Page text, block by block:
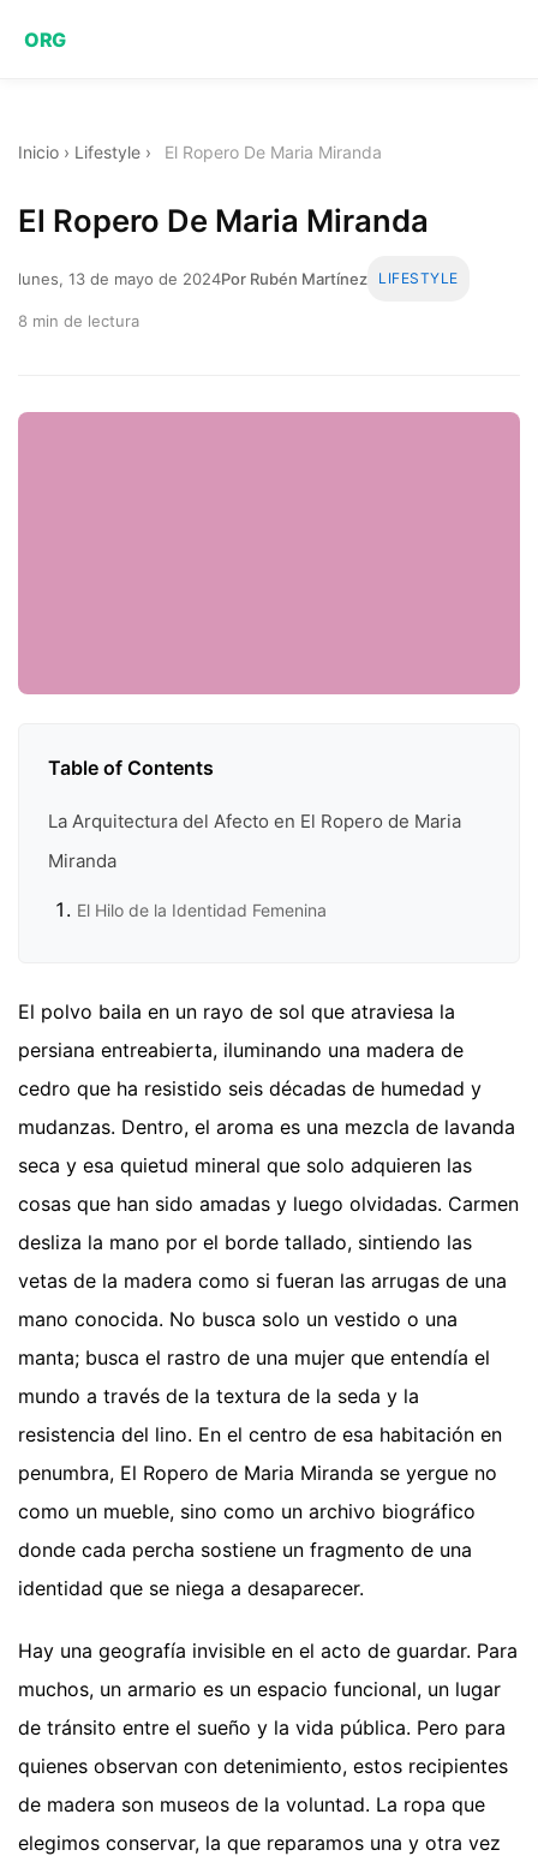
ORG
Inicio › Lifestyle › El Ropero De Maria Miranda
El Ropero De Maria Miranda
lunes, 13 de mayo de 2024Por Rubén Martínez LIFESTYLE
8 min de lectura
Table of Contents
La Arquitectura del Afecto en El Ropero de Maria
Miranda
El Hilo de la Identidad Femenina
El polvo baila en un rayo de sol que atraviesa la
persiana entreabierta, iluminando una madera de
cedro que ha resistido seis décadas de humedad y
mudanzas. Dentro, el aroma es una mezcla de lavanda
seca y esa quietud mineral que solo adquieren las
cosas que han sido amadas y luego olvidadas. Carmen
desliza la mano por el borde tallado, sintiendo las
vetas de la madera como si fueran las arrugas de una
mano conocida. No busca solo un vestido o una
manta; busca el rastro de una mujer que entendía el
mundo a través de la textura de la seda y la
resistencia del lino. En el centro de esa habitación en
penumbra, El Ropero de Maria Miranda se yergue no
como un mueble, sino como un archivo biográfico
donde cada percha sostiene un fragmento de una
identidad que se niega a desaparecer.
Hay una geografía invisible en el acto de guardar. Para
muchos, un armario es un espacio funcional, un lugar
de tránsito entre el sueño y la vida pública. Pero para
quienes observan con detenimiento, estos recipientes
de madera son museos de la voluntad. La ropa que
elegimos conservar, la que reparamos una y otra vez